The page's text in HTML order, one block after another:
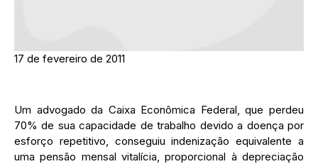
17 de fevereiro de 2011
Um advogado da Caixa Econômica Federal, que perdeu
70% de sua capacidade de trabalho devido a doença por
esforço repetitivo, conseguiu indenização equivalente a
uma pensão mensal vitalícia, proporcional à depreciação